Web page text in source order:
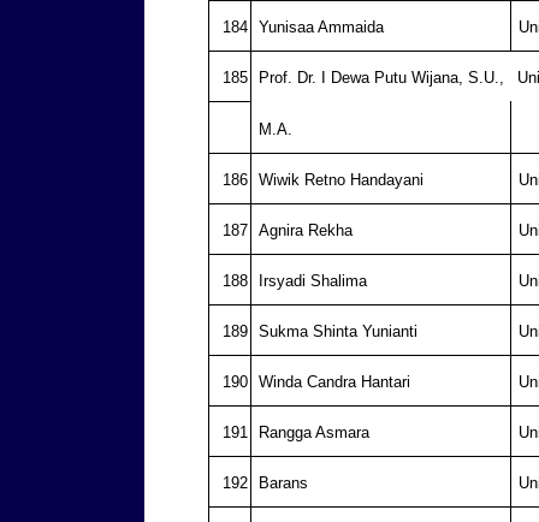
184 Yunisaa Ammaida
185 Prof. Dr. I Dewa Putu Wijana, S.U.,
M.A.
186 Wiwik Retno Handayani
187 Agnira Rekha
188 Irsyadi Shalima
189 Sukma Shinta Yunianti
190 Winda Candra Hantari
191 Rangga Asmara
192 Barans